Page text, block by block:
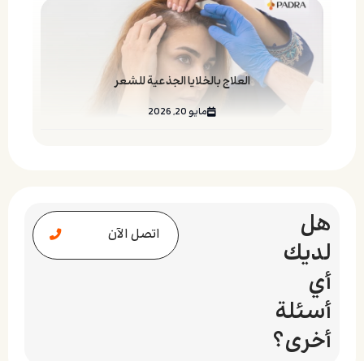
العلاج بالخلايا الجذعية للشعر
مايو 20, 2026
اتصل الآن
هل
لديك
أي
أسئلة
أخرى؟